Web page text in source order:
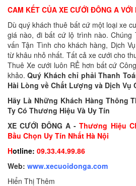
CAM KẾT CỦA XE CƯỚI ĐÔNG A VỚI
Dù quý khách thuê bất cứ một loại xe
giá nào, đi bất cứ lộ trình nào. Chúng
vấn Tận Tình cho khách hàng, Dịch
từ khâu nhỏ nhất. Tất cả xe cưới cho
Thuê Xe cưới luôn RẺ hơn bất cứ
khảo.Quý Khách chỉ phải Thanh
Hài Lòng về Chất Lượng và Dịch Vụ
Hãy Là Những Khách Hàng Thông
Ty Có Thương Hiệu Và Uy Tín
XE CƯỚIĐÔNG A - Thương Hiệu
Bầu Chọn Uy Tín Nhất Hà Nội
Hotline: 09.33.44.99.86
Web: www.xecuoidonga.com
Hiển Thị Thêm